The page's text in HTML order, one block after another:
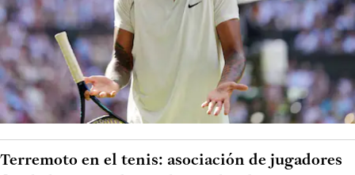
Terremoto en el tenis: asociación de jugadores